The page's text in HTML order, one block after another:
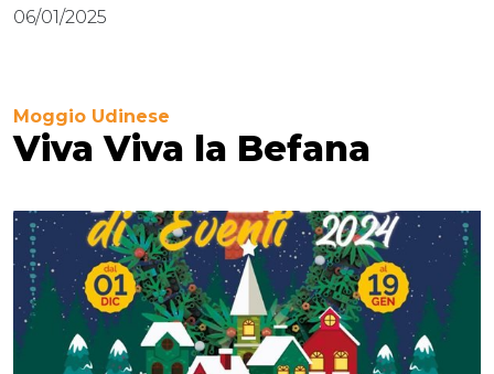
06/01/2025
Moggio Udinese
Viva Viva la Befana